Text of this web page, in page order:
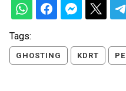
Tags:
GHOSTING KDRT